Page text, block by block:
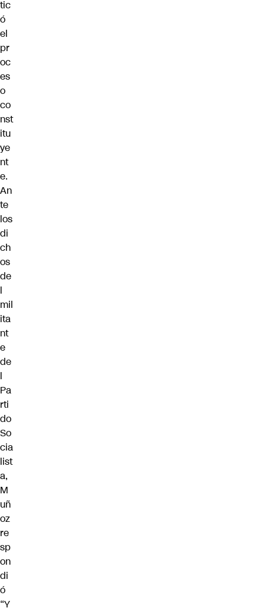
tic
ó
el
pr
oc
es
o
co
nst
itu
ye
nt
e.
An
te
los
di
ch
os
de
l
mil
ita
nt
e
de
l
Pa
rti
do
So
cia
list
a,
M
uñ
oz
re
sp
on
di
ó
“Y